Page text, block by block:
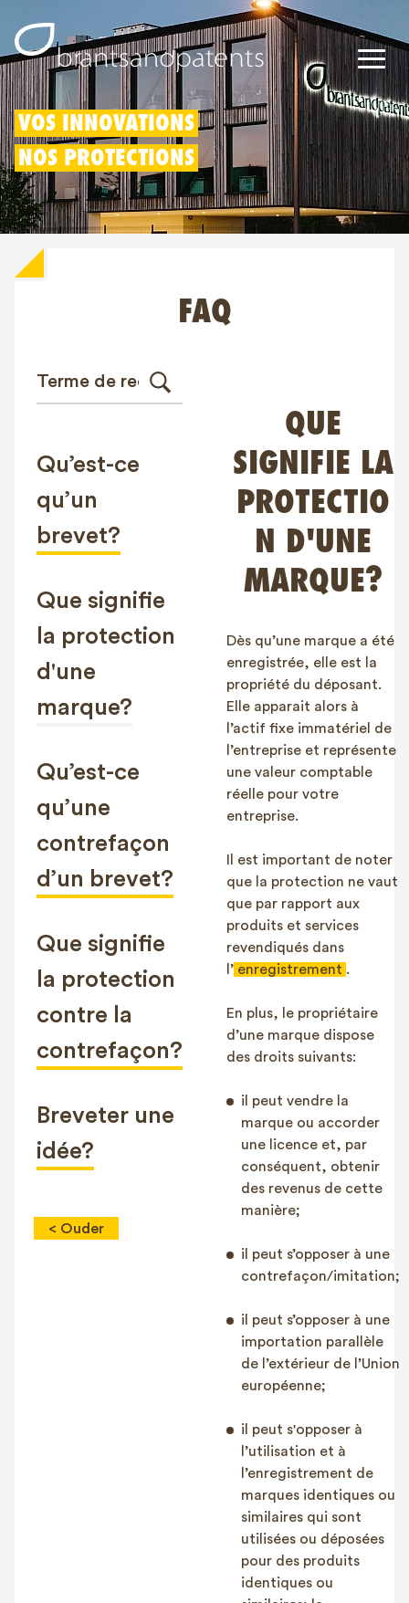
Brevets
Marques
Modèles
Contact
Client login
VOS INNOVATIONS
NOS PROTECTIONS
FAQ
Qu’est-ce
qu’un
brevet?
Que signifie
la protection
d'une
marque?
Qu’est-ce
qu’une
contrefaçon
d’un brevet?
Que signifie
la protection
contre la
contrefaçon?
Breveter une
idée?
< Ouder
QUE
SIGNIFIE LA
PROTECTIO
N D'UNE
MARQUE?
Dès qu’une marque a été
enregistrée, elle est la
propriété du déposant.
Elle apparait alors à
l’actif fixe immatériel de
l’entreprise et représente
une valeur comptable
réelle pour votre
entreprise.
Il est important de noter
que la protection ne vaut
que par rapport aux
produits et services
revendiqués dans
l’ enregistrement .
En plus, le propriétaire
d’une marque dispose
des droits suivants:
il peut vendre la
marque ou accorder
une licence et, par
conséquent, obtenir
des revenus de cette
manière;
il peut s’opposer à une
contrefaçon/imitation;
il peut s’opposer à une
importation parallèle
de l’extérieur de l’Union
européenne;
il peut s'opposer à
l’utilisation et à
l’enregistrement de
marques identiques ou
similaires qui sont
utilisées ou déposées
pour des produits
identiques ou